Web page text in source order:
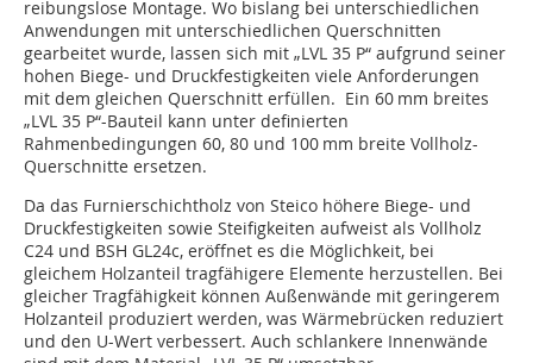
reibungslose Montage. Wo bislang bei unterschiedlichen
Anwendungen mit unterschiedlichen Querschnitten
gearbeitet wurde, lassen sich mit „LVL 35 P“ aufgrund seiner
hohen Biege- und Druckfestigkeiten viele Anforderungen
mit dem gleichen Querschnitt erfüllen. Ein 60 mm breites
„LVL 35 P“-Bauteil kann unter definierten
Rahmenbedingungen 60, 80 und 100 mm breite Vollholz-
Querschnitte ersetzen.
Da das Furnierschichtholz von Steico höhere Biege- und
Druckfestigkeiten sowie Steifigkeiten aufweist als Vollholz
C24 und BSH GL24c, eröffnet es die Möglichkeit, bei
gleichem Holzanteil tragfähigere Elemente herzustellen. Bei
gleicher Tragfähigkeit können Außenwände mit geringerem
Holzanteil produziert werden, was Wärmebrücken reduziert
und den U-Wert verbessert. Auch schlankere Innenwände